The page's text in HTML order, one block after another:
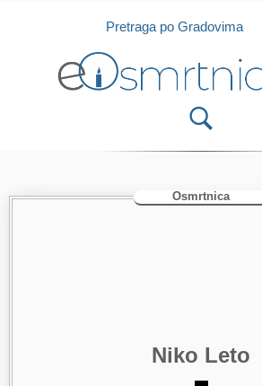
Isprobajte našu Android i IOS
Pretraga po Gradovima
Osmrtnica
Niko Leto